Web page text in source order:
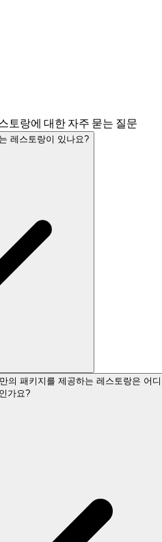
토랑에 대한 자주 묻는 질문
레스토랑이 있나요?
의 패키지를 제공하는 레스토랑은 어디
인가요?